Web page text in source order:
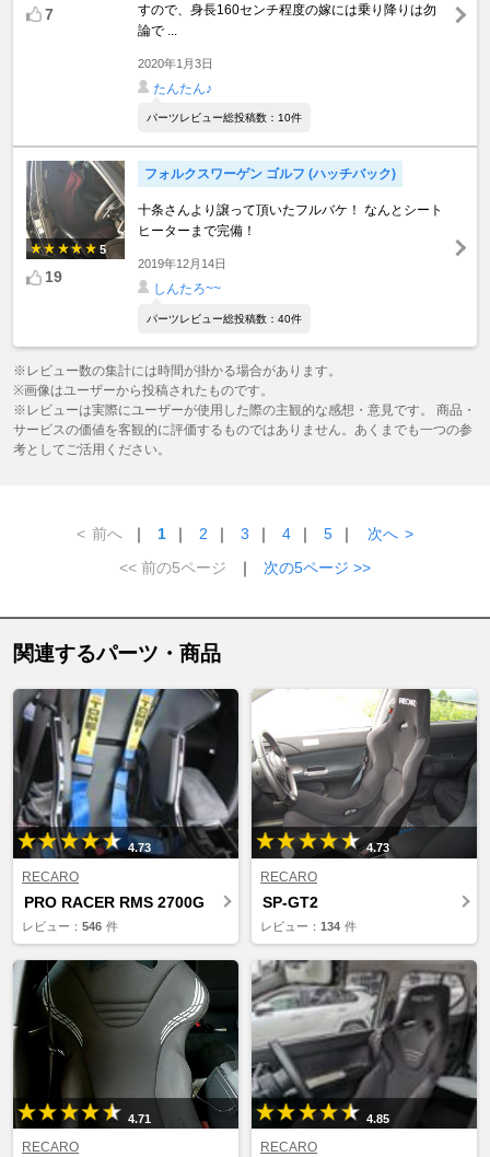
7
すので、身長160センチ程度の嫁には乗り降りは勿
論で ...
2020年1月3日
たんたん♪
パーツレビュー総投稿数：10件
5
19
フォルクスワーゲン ゴルフ (ハッチバック)
十条さんより譲って頂いたフルバケ！ なんとシート
ヒーターまで完備！
2019年12月14日
しんたろ~~
パーツレビュー総投稿数：40件
※レビュー数の集計には時間が掛かる場合があります。
※画像はユーザーから投稿されたものです。
※レビューは実際にユーザーが使用した際の主観的な感想・意見です。 商品・
サービスの価値を客観的に評価するものではありません。あくまでも一つの参
考としてご活用ください。
< 前へ ｜ 1 ｜ 2 ｜ 3 ｜ 4 ｜ 5 ｜ 次へ >
<< 前の5ページ
｜ 次の5ページ >>
関連するパーツ・商品
4.73
RECARO
PRO RACER RMS 2700G
レビュー： 546 件
4.73
RECARO
SP-GT2
レビュー： 134 件
4.71
RECARO
4.85
RECARO